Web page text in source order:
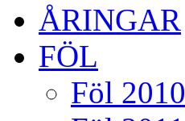
ÅRINGAR
FÖL
Föl 2010